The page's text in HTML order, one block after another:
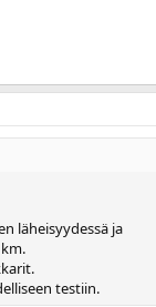
läheisyydessä ja
testiin.